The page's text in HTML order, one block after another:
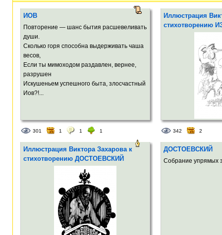
ИОВ
Повторение — шанс бытия расшевеливать
души.
Сколько горя способна выдерживать чаша
весов,
Если ты мимоходом раздавлен, вернее,
разрушен
Искушеньем успешного быта, злосчастный
Иов?!...
301 1 1 1
Иллюстрация
стихотворению
342 2
Иллюстрация Виктора Захарова к
стихотворению ДОСТОЕВСКИЙ
ДОСТОЕВСКИЙ
Собрание упрямых